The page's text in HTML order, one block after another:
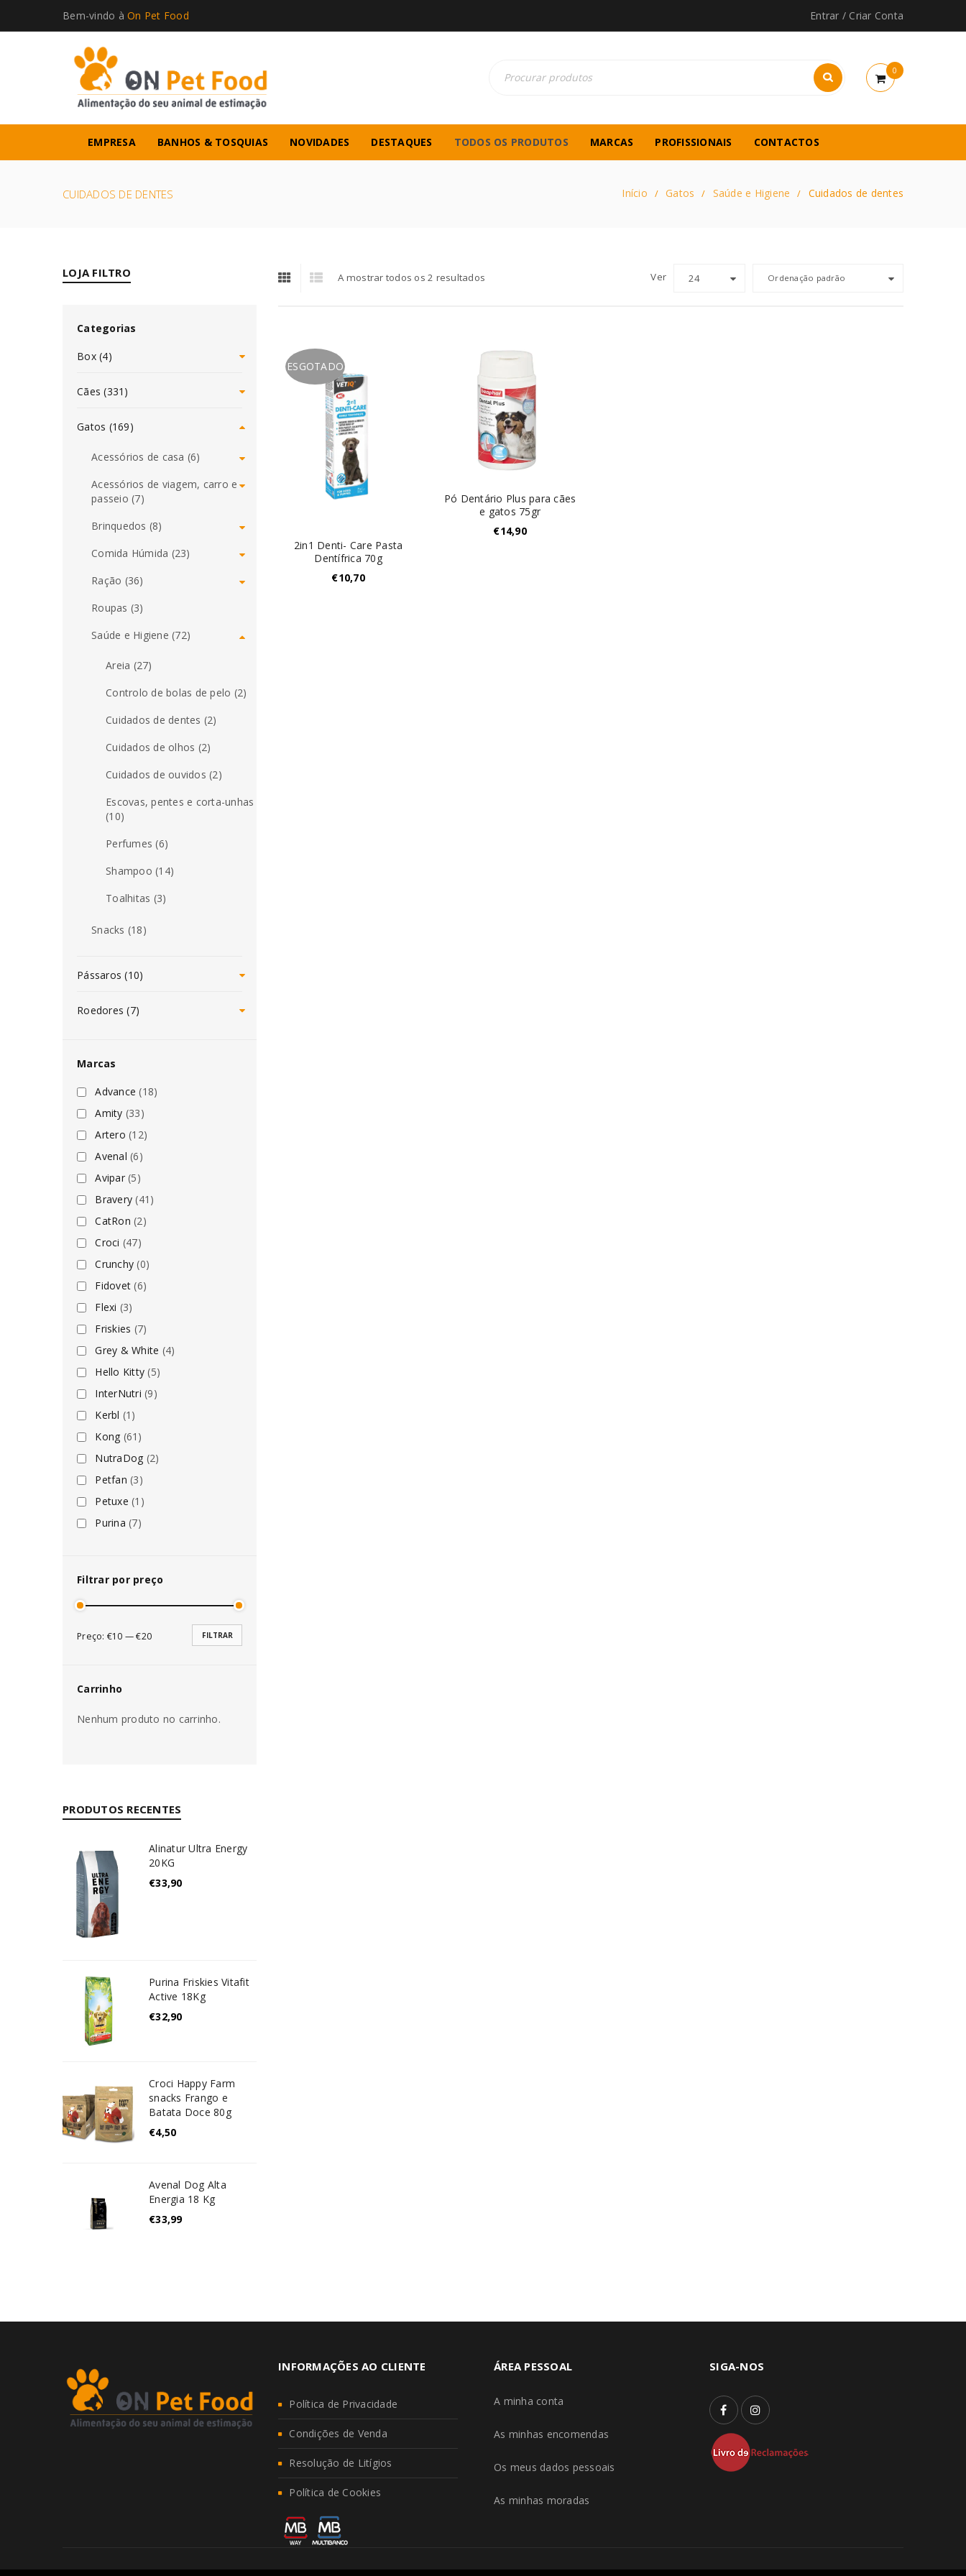
Bem-vindo à On Pet Food Entrar / Criar Conta
0
EMPRESA BANHOS & TOSQUIAS NOVIDADES DESTAQUES TODOS OS PRODUTOS MARCAS PROFISSIONAIS CONTACTOS
CUIDADOS DE DENTES Início / Gatos / Saúde e Higiene / Cuidados de dentes
LOJA FILTRO
Categorias
Box (4)
Cães (331)
Gatos (169)
Acessórios de casa (6)
Acessórios de viagem, carro e
passeio (7)
Brinquedos (8)
Comida Húmida (23)
Ração (36)
Roupas (3)
Saúde e Higiene (72)
Areia (27)
Controlo de bolas de pelo (2)
Cuidados de dentes (2)
Cuidados de olhos (2)
Cuidados de ouvidos (2)
Escovas, pentes e corta-unhas
(10)
Perfumes (6)
Shampoo (14)
Toalhitas (3)
Snacks (18)
Pássaros (10)
Roedores (7)
Marcas
Advance (18)
Amity (33)
Artero (12)
Avenal (6)
Avipar (5)
Bravery (41)
CatRon (2)
Croci (47)
Crunchy (0)
Fidovet (6)
Flexi (3)
Friskies (7)
Grey & White (4)
Hello Kitty (5)
InterNutri (9)
Kerbl (1)
Kong (61)
NutraDog (2)
Petfan (3)
Petuxe (1)
Purina (7)
Filtrar por preço
FILTRAR
Preço: €10 —€20
Carrinho
Nenhum produto no carrinho.
PRODUTOS RECENTES
Alinatur Ultra Energy
20KG
€33,90
Purina Friskies Vitafit
Active 18Kg
€32,90
Croci Happy Farm
snacks Frango e
Batata Doce 80g
€4,50
Avenal Dog Alta
Energia 18 Kg
€33,99
A mostrar todos os 2 resultados Ordenação padrão
Ver 24
ESGOTADO
2in1 Denti- Care Pasta
Dentífrica 70g
€10,70
Pó Dentário Plus para cães
e gatos 75gr
€14,90
INFORMAÇÕES AO CLIENTE
Política de Privacidade
Condições de Venda
Resolução de Litígios
Política de Cookies
ÁREA PESSOAL
A minha conta
As minhas encomendas
Os meus dados pessoais
As minhas moradas
SIGA-NOS